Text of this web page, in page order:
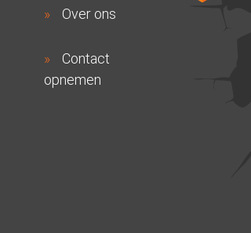
Over ons
Contact
opnemen